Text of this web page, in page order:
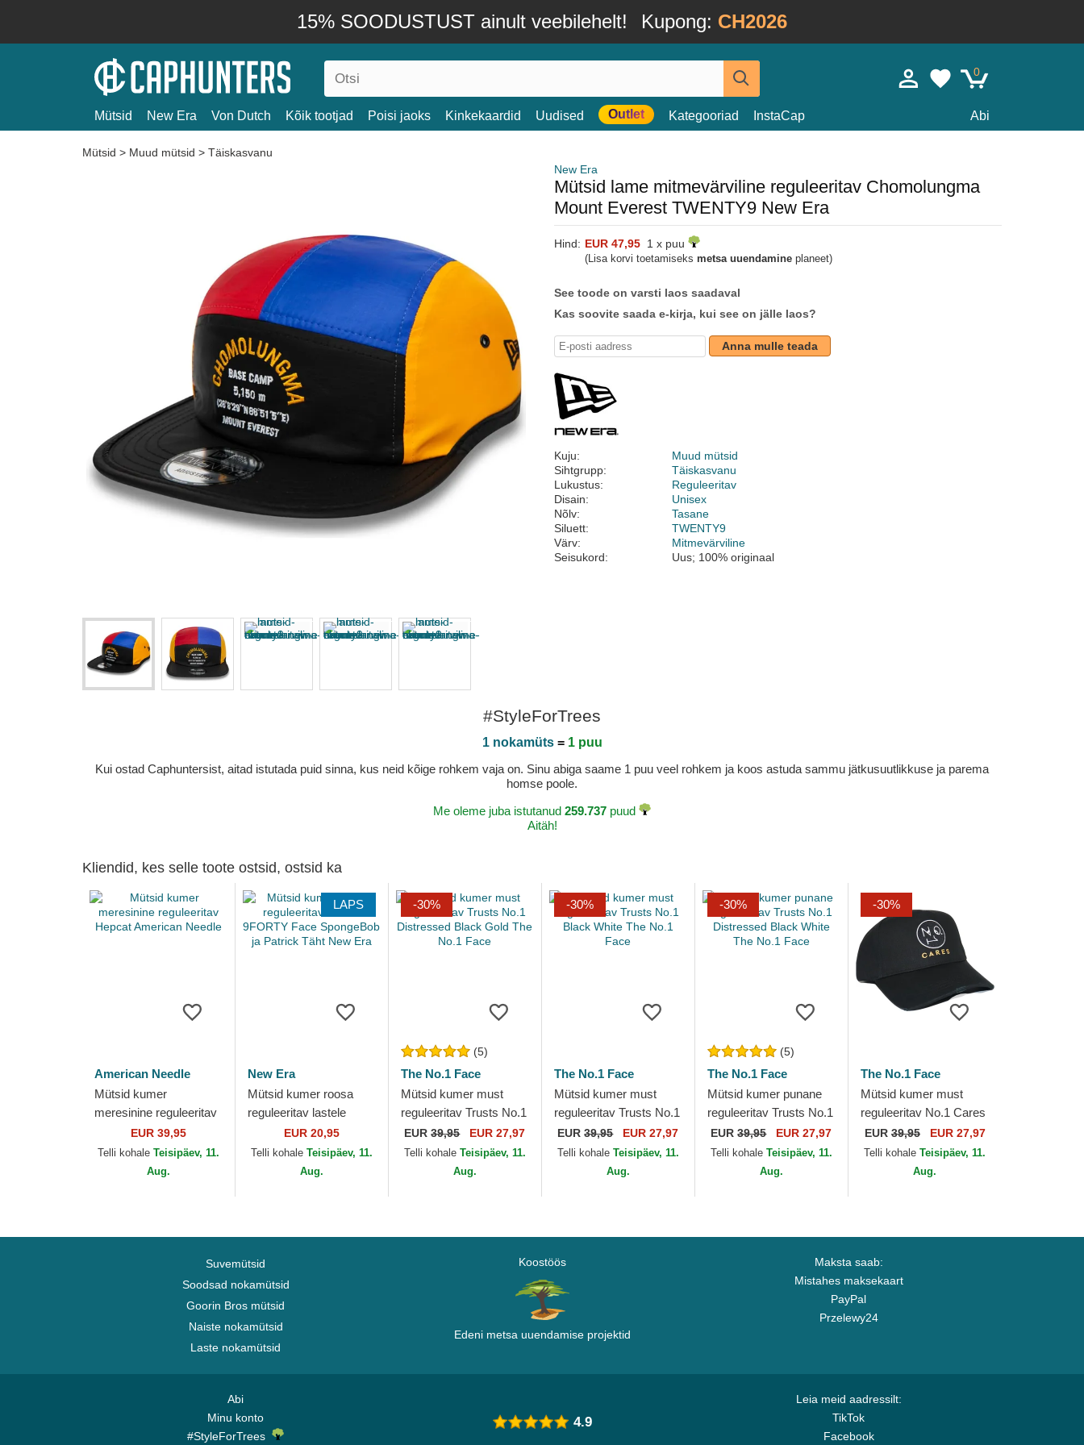
15% SOODUSTUST ainult veebilehelt! Kupong: CH2026
0
Mütsid New Era Von Dutch Kõik tootjad Poisi jaoks Kinkekaardid Uudised Outlet Kategooriad InstaCap Abi
Mütsid > Muud mütsid > Täiskasvanu
New Era
Mütsid lame mitmevärviline reguleeritav Chomolungma
Mount Everest TWENTY9 New Era
Hind: EUR 47,95 1 x puu
(Lisa korvi toetamiseks metsa uuendamine planeet)
See toode on varsti laos saadaval
Kas soovite saada e-kirja, kui see on jälle laos?
Anna mulle teada
Kuju:
Muud mütsid
Sihtgrupp:
Täiskasvanu
Lukustus:
Reguleeritav
Disain:
Unisex
Nõlv:
Tasane
Siluett:
TWENTY9
Värv:
Mitmevärviline
Seisukord:
Uus; 100% originaal
#StyleForTrees
1 nokamüts= 1 puu
Kui ostad Caphuntersist, aitad istutada puid sinna, kus neid kõige rohkem vaja on. Sinu abiga saame 1 puu veel rohkem ja koos astuda sammu jätkusuutlikkuse ja parema
homse poole.
Me oleme juba istutanud 259.737 puud
Aitäh!
Kliendid, kes selle toote ostsid, ostsid ka
American Needle
Mütsid kumer
meresinine reguleeritav
Hepcat American
Needle
EUR 39,95
Telli kohale Teisipäev, 11.
Aug.
LAPS
New Era
Mütsid kumer roosa
reguleeritav lastele
9FORTY Face
SpongeBob ja Patrick
Täht New Era
EUR 20,95
Telli kohale Teisipäev, 11.
Aug.
-30%
(5)
The No.1 Face
Mütsid kumer must
reguleeritav Trusts No.1
Distressed Black Gold
The No.1 Face
EUR39,95 EUR 27,97
Telli kohale Teisipäev, 11.
Aug.
-30%
The No.1 Face
Mütsid kumer must
reguleeritav Trusts No.1
Black White The No.1
Face
EUR39,95 EUR 27,97
Telli kohale Teisipäev, 11.
Aug.
-30%
(5)
The No.1 Face
Mütsid kumer punane
reguleeritav Trusts No.1
Distressed Black White
The No.1 Face
EUR39,95 EUR 27,97
Telli kohale Teisipäev, 11.
Aug.
-30%
The No.1 Face
Mütsid kumer must
reguleeritav No.1 Cares
Distressed Black Gold
The No.1 Face
EUR 39,95 EUR 27,97
Telli kohaleTeisipäev, 11.
Aug.
Suvemütsid
Soodsad nokamütsid
Goorin Bros mütsid
Naiste nokamütsid
Laste nokamütsid
Koostöös
Edeni metsa uuendamise projektid
Maksta saab:
Mistahes maksekaart
PayPal
Przelewy24
Abi
Minu konto
#StyleForTrees
Leia meid aadressilt:
TikTok
Facebook
4.9